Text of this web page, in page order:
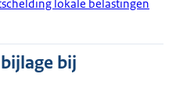
lokale belastingen
bij